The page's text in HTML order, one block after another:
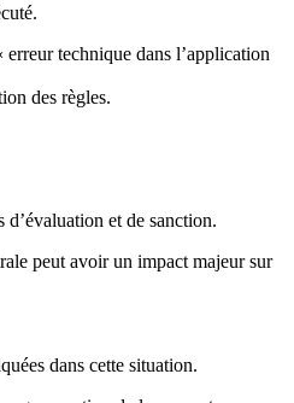
technique dans l’application
des règles.
d’évaluation et de sanction.
peut avoir un impact majeur sur
dans cette situation.